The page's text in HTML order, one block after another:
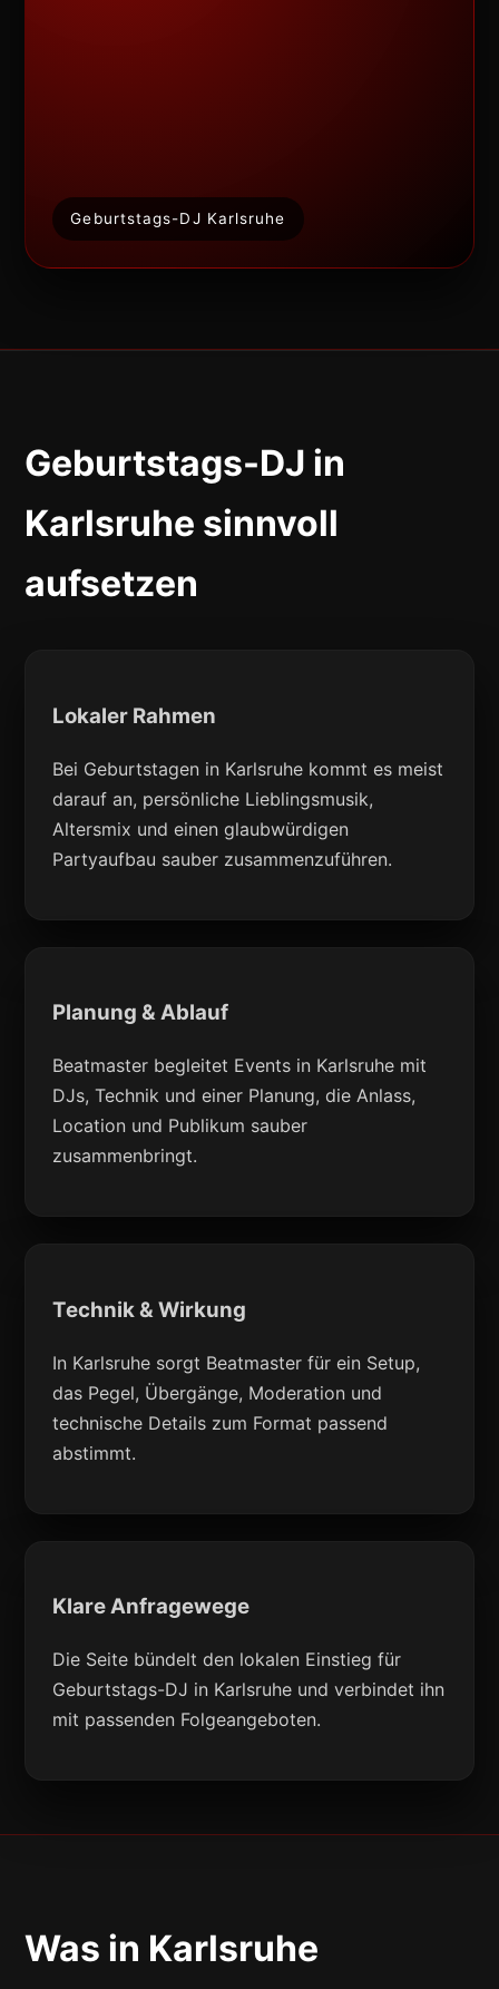
Geburtstags-DJ Karlsruhe
Geburtstags-DJ in
Karlsruhe sinnvoll
aufsetzen
Lokaler Rahmen
Bei Geburtstagen in Karlsruhe kommt es meist
darauf an, persönliche Lieblingsmusik,
Altersmix und einen glaubwürdigen
Partyaufbau sauber zusammenzuführen.
Planung & Ablauf
Beatmaster begleitet Events in Karlsruhe mit
DJs, Technik und einer Planung, die Anlass,
Location und Publikum sauber
zusammenbringt.
Technik & Wirkung
In Karlsruhe sorgt Beatmaster für ein Setup,
das Pegel, Übergänge, Moderation und
technische Details zum Format passend
abstimmt.
Klare Anfragewege
Die Seite bündelt den lokalen Einstieg für
Geburtstags-DJ in Karlsruhe und verbindet ihn
mit passenden Folgeangeboten.
Was in Karlsruhe